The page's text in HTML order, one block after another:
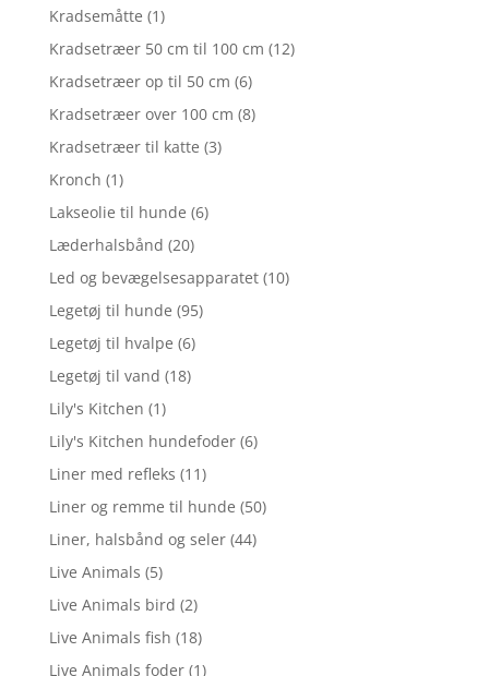
Kradsemåtte (1)
Kradsetræer 50 cm til 100 cm (12)
Kradsetræer op til 50 cm (6)
Kradsetræer over 100 cm (8)
Kradsetræer til katte (3)
Kronch (1)
Lakseolie til hunde (6)
Læderhalsbånd (20)
Led og bevægelsesapparatet (10)
Legetøj til hunde (95)
Legetøj til hvalpe (6)
Legetøj til vand (18)
Lily's Kitchen (1)
Lily's Kitchen hundefoder (6)
Liner med refleks (11)
Liner og remme til hunde (50)
Liner, halsbånd og seler (44)
Live Animals (5)
Live Animals bird (2)
Live Animals fish (18)
Live Animals foder (1)